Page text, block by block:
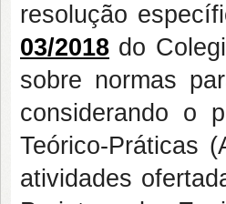
resolução
03/2018 do
sobre normas
considerando o
Teórico-Práticas
atividades